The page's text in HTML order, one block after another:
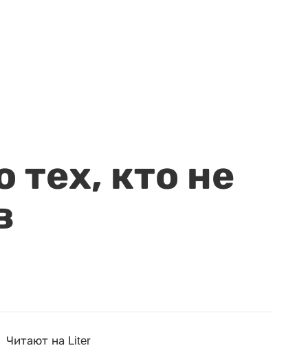
тех, кто не
Читают на Liter